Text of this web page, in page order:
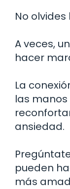
No
A veces,
hacer
La
las
ansiedad.
pueden
más